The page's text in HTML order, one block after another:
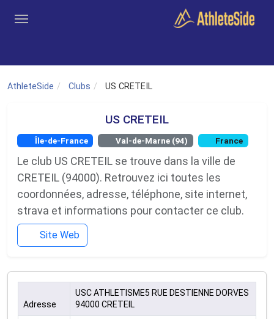
AthleteSide Clubs US CRETEIL
US CRETEIL
Île-de-France Val-de-Marne (94) France
Le club US CRETEIL se trouve dans la ville de
CRETEIL (94000). Retrouvez ici toutes les
coordonnées, adresse, téléphone, site internet,
strava et informations pour contacter ce club.
Site Web
Adresse
USC ATHLETISME5 RUE DESTIENNE DORVES
94000 CRETEIL